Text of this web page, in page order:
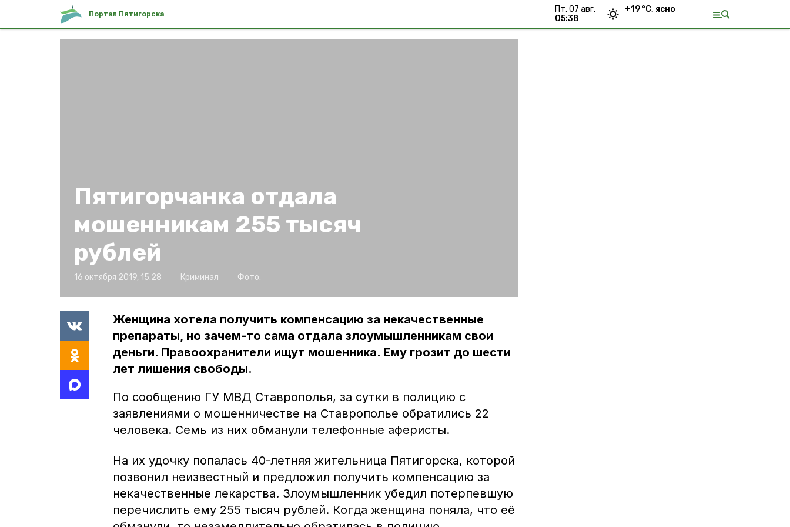
Портал Пятигорска
пт, 07 авг.
05:38
+19 °С, ясно
Пятигорчанка отдала
мошенникам 255 тысяч
рублей
16 октября 2019, 15:28 Криминал Фото:
Женщина хотела получить компенсацию за некачественные
препараты, но зачем-то сама отдала злоумышленникам свои
деньги. Правоохранители ищут мошенника. Ему грозит до шести
лет лишения свободы.
По сообщению ГУ МВД Ставрополья, за сутки в полицию с
заявлениями о мошенничестве на Ставрополье обратились 22
человека. Семь из них обманули телефонные аферисты.
На их удочку попалась 40-летняя жительница Пятигорска, которой
позвонил неизвестный и предложил получить компенсацию за
некачественные лекарства. Злоумышленник убедил потерпевшую
перечислить ему 255 тысяч рублей. Когда женщина поняла, что её